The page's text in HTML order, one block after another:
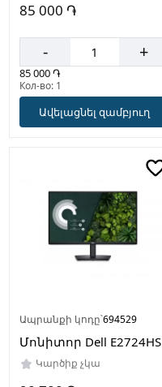
85 000 ֏
- +
85 000 ֏
Кол-во: 1
Ավելացնել զամբյուղ
Ապրանքի կոդը՝694529
Մոնիտոր Dell E2724HS
Կարծիք չկա